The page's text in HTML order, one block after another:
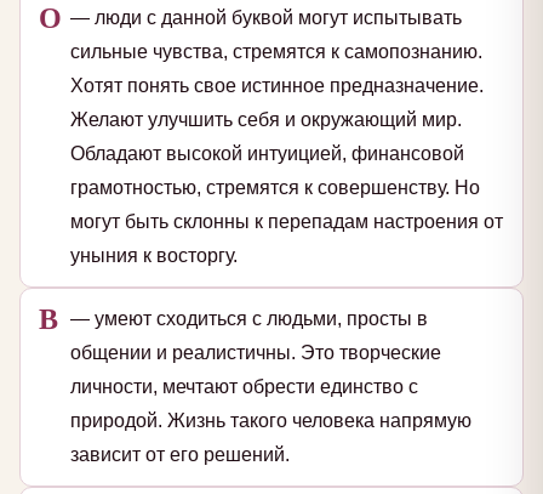
О — люди с данной буквой могут испытывать
сильные чувства, стремятся к самопознанию.
Хотят понять свое истинное предназначение.
Желают улучшить себя и окружающий мир.
Обладают высокой интуицией, финансовой
грамотностью, стремятся к совершенству. Но
могут быть склонны к перепадам настроения от
уныния к восторгу.
В — умеют сходиться с людьми, просты в
общении и реалистичны. Это творческие
личности, мечтают обрести единство с
природой. Жизнь такого человека напрямую
зависит от его решений.